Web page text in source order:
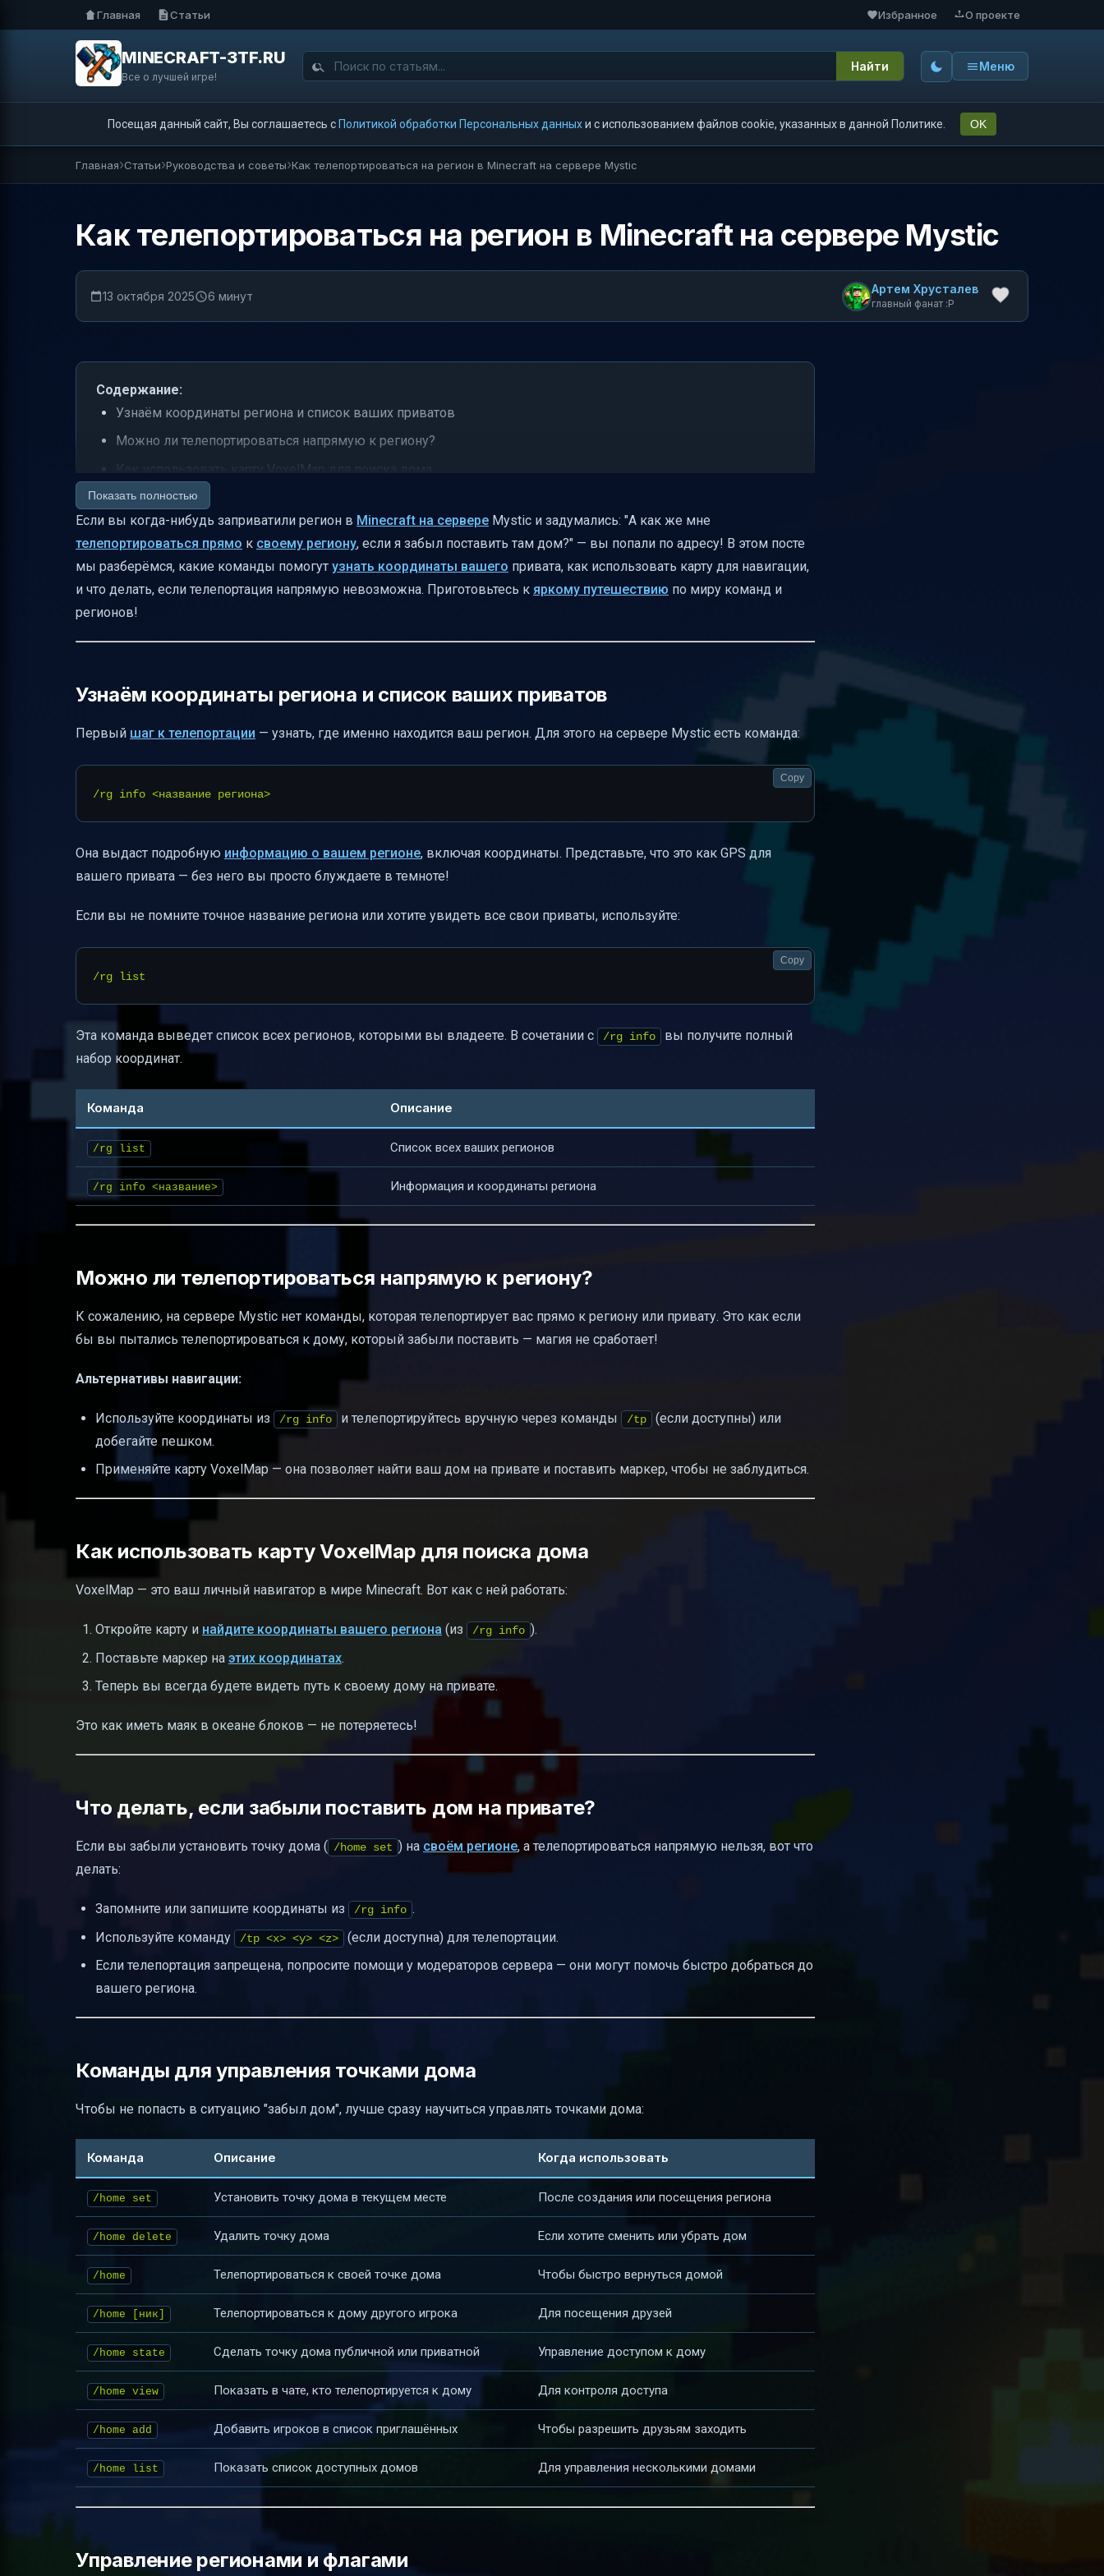
Главная Статьи Избранное О проекте
MINECRAFT-3TF.RU
Все о лучшей игре!
Найти Меню
Посещая данный сайт, Вы соглашаетесь с Политикой обработки Персональных данныхи с использованием файлов cookie, указанных в данной Политике. OK
Главная Статьи Руководства и советы Как телепортироваться на регион в Minecraft на сервере Mystic
Как телепортироваться на регион в Minecraft на сервере Mystic
13 октября 2025 6 минут Артем Хрусталев
главный фанат :P
Содержание:
Узнаём координаты региона и список ваших приватов
Можно ли телепортироваться напрямую к региону?
Как использовать карту VoxelMap для поиска дома
Что делать, если забыли поставить дом на привате?
Команды для управления точками дома
Управление регионами и флагами
Советы по навигации и предотвращению ошибок
Как работает телепортация на спавн при входе в регион
Полезные ссылки
Показать полностью
Если вы когда-нибудь заприватили регион в Minecraft на сервере Mystic и задумались: "А как же мне
телепортироваться прямо к своему региону, если я забыл поставить там дом?" — вы попали по адресу! В этом посте
мы разберёмся, какие команды помогут узнать координаты вашего привата, как использовать карту для навигации,
и что делать, если телепортация напрямую невозможна. Приготовьтесь к яркому путешествию по миру команд и
регионов!
Узнаём координаты региона и список ваших приватов
Первый шаг к телепортации — узнать, где именно находится ваш регион. Для этого на сервере Mystic есть команда:
Copy
Она выдаст подробную информацию о вашем регионе, включая координаты. Представьте, что это как GPS для
вашего привата — без него вы просто блуждаете в темноте!
Если вы не помните точное название региона или хотите увидеть все свои приваты, используйте:
Copy
Эта команда выведет список всех регионов, которыми вы владеете. В сочетании с /rg info
вы получите полный
набор координат.
Команда Описание
/rg list Список всех ваших регионов
/rg info <название> Информация и координаты региона
Можно ли телепортироваться напрямую к региону?
К сожалению, на сервере Mystic нет команды, которая телепортирует вас прямо к региону или привату. Это как если
бы вы пытались телепортироваться к дому, который забыли поставить — магия не сработает!
Альтернативы навигации:
Используйте координаты из /rg info и телепортируйтесь вручную через команды /tp
(если доступны) или
добегайте пешком.
Применяйте карту VoxelMap — она позволяет найти ваш дом на привате и поставить маркер, чтобы не заблудиться.
Как использовать карту VoxelMap для поиска дома
VoxelMap — это ваш личный навигатор в мире Minecraft. Вот как с ней работать:
Откройте карту и найдите координаты вашего региона (из /rg info ).
Поставьте маркер на этих координатах.
Теперь вы всегда будете видеть путь к своему дому на привате.
Это как иметь маяк в океане блоков — не потеряетесь!
Что делать, если забыли поставить дом на привате?
Если вы забыли установить точку дома ( /home set ) на своём регионе, а телепортироваться напрямую нельзя, вот что
делать:
Запомните или запишите координаты из /rg info .
Используйте команду
/tp <x> <y> <z>
(если доступна) для телепортации.
Если телепортация запрещена, попросите помощи у модераторов сервера — они могут помочь быстро добраться до
вашего региона.
Команды для управления точками дома
Чтобы не попасть в ситуацию "забыл дом", лучше сразу научиться управлять точками дома:
Команда Описание Когда использовать
/home set Установить точку дома в текущем месте После создания или посещения региона
/home delete Удалить точку дома Если хотите сменить или убрать дом
/home Телепортироваться к своей точке дома Чтобы быстро вернуться домой
/home [ник] Телепортироваться к дому другого игрока Для посещения друзей
/home state Сделать точку дома публичной или приватной Управление доступом к дому
/home view Показать в чате, кто телепортируется к дому Для контроля доступа
/home add Добавить игроков в список приглашённых Чтобы разрешить друзьям заходить
/home list Показать список доступных домов Для управления несколькими домами
Управление регионами и флагами